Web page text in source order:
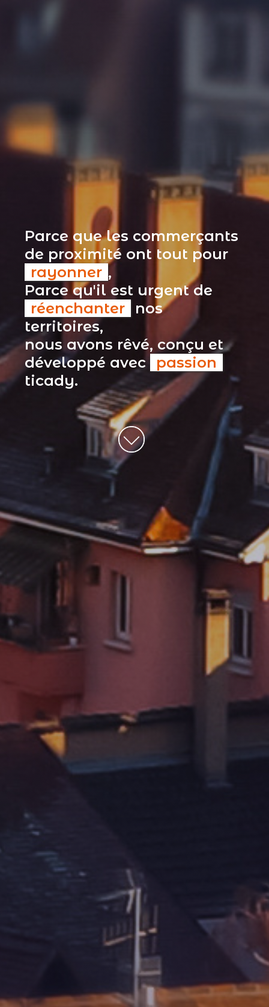
Parce que les commerçants
de proximité ont tout pour
rayonner ,
Parce qu'il est urgent de
réenchanter
nos
territoires,
nous avons rêvé, conçu et
développé avec passion
ticady.